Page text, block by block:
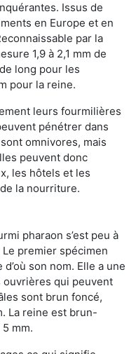
Issus de
en Europe et en
par la
1,9 à 2,1 mm de
long pour les
pour la reine.
leurs fourmilières
pénétrer dans
omnivores, mais
peuvent donc
les hôtels et les
la nourriture.
pharaon s’est peu à
premier spécimen
son nom. Elle a une
qui peuvent
sont brun foncé,
La reine est brun-
mm.